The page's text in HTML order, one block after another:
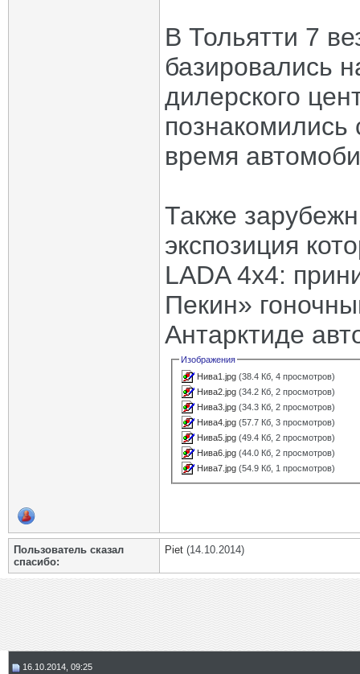
В Тольятти 7
базировались
дилерского
время
Также
экспозиция
LADA 4х4:
Пекин»
Антарктиде
Изображения
Нива1.jpg (38.4 Кб, 4 просмотров)
Нива2.jpg (34.2 Кб, 2 просмотров)
Нива3.jpg (34.3 Кб, 2 просмотров)
Нива4.jpg (57.7 Кб, 3 просмотров)
Нива5.jpg (49.4 Кб, 2 просмотров)
Нива6.jpg (44.0 Кб, 2 просмотров)
Нива7.jpg (54.9 Кб, 1 просмотров)
Пользователь сказал
cпасибо:
Piet (14.10.2014)
16.10.2014, 09:25